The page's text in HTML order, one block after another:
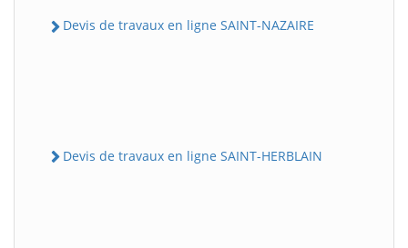
Devis de travaux en ligne SAINT-NAZAIRE
Devis de travaux en ligne SAINT-HERBLAIN